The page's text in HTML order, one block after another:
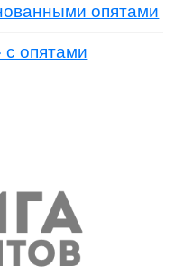
опятами
с опятами